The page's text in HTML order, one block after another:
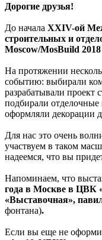
Дорогие друзья!
До начала XXIV-ой
строительных и
Moscow/MosBuild 2018
На протяжении
событию: выбирали
разрабатывали проект
подбирали отделочные
оформляли декорации
Для нас это очень
участвуем в таком
надеемся, что вы
Напоминаем, что
года в Москве в ЦВК
«Выставочная»,
фонтана).
Если вы еще не